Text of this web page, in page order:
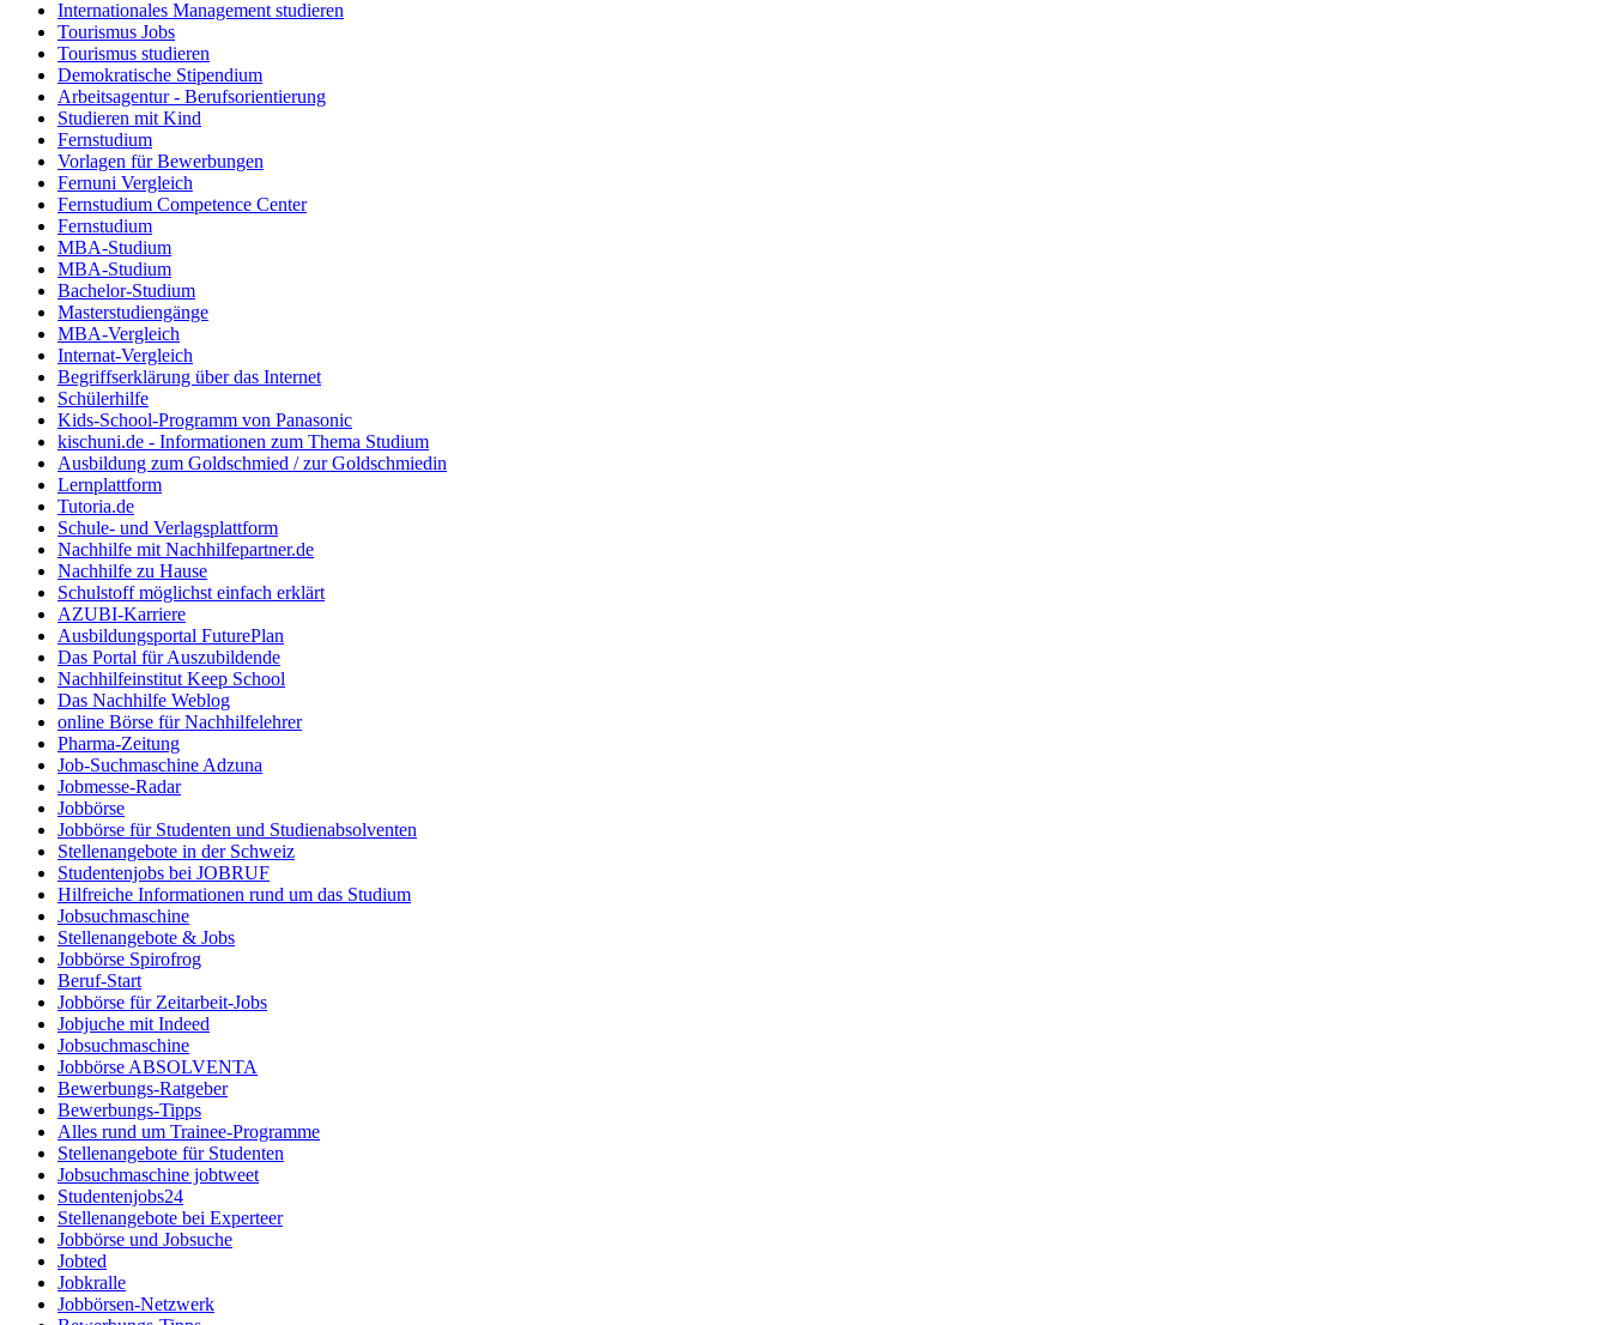
Internationales Management studieren
Tourismus Jobs
Tourismus studieren
Demokratische Stipendium
Arbeitsagentur - Berufsorientierung
Studieren mit Kind
Fernstudium
Vorlagen für Bewerbungen
Fernuni Vergleich
Fernstudium Competence Center
Fernstudium
MBA-Studium
MBA-Studium
Bachelor-Studium
Masterstudiengänge
MBA-Vergleich
Internat-Vergleich
Begriffserklärung über das Internet
Schülerhilfe
Kids-School-Programm von Panasonic
kischuni.de - Informationen zum Thema Studium
Ausbildung zum Goldschmied / zur Goldschmiedin
Lernplattform
Tutoria.de
Schule- und Verlagsplattform
Nachhilfe mit Nachhilfepartner.de
Nachhilfe zu Hause
Schulstoff möglichst einfach erklärt
AZUBI-Karriere
Ausbildungsportal FuturePlan
Das Portal für Auszubildende
Nachhilfeinstitut Keep School
Das Nachhilfe Weblog
online Börse für Nachhilfelehrer
Pharma-Zeitung
Job-Suchmaschine Adzuna
Jobmesse-Radar
Jobbörse
Jobbörse für Studenten und Studienabsolventen
Stellenangebote in der Schweiz
Studentenjobs bei JOBRUF
Hilfreiche Informationen rund um das Studium
Jobsuchmaschine
Stellenangebote & Jobs
Jobbörse Spirofrog
Beruf-Start
Jobbörse für Zeitarbeit-Jobs
Jobjuche mit Indeed
Jobsuchmaschine
Jobbörse ABSOLVENTA
Bewerbungs-Ratgeber
Bewerbungs-Tipps
Alles rund um Trainee-Programme
Stellenangebote für Studenten
Jobsuchmaschine jobtweet
Studentenjobs24
Stellenangebote bei Experteer
Jobbörse und Jobsuche
Jobted
Jobkralle
Jobbörsen-Netzwerk